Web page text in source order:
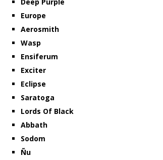
Europe
Aerosmith
Wasp
Ensiferum
Exciter
Eclipse
Saratoga
Lords Of Black
Abbath
Sodom
Ñu